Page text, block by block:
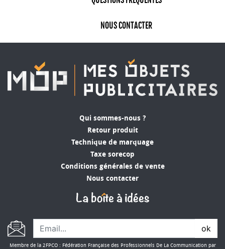
NOUS CONTACTER
Qui sommes-nous ?
Retour produit
Technique de marquage
Taxe sorecop
Conditions générales de vente
Nous contacter
ok
Membre de la 2FPCO : Fédération Française des Professionnels De La Communication par